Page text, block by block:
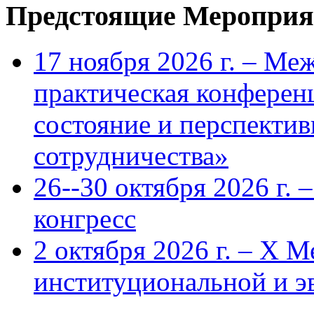
Предстоящие
17 ноября 2026 г. –
практическая
состояние и
сотрудничества»
26--30 октября 2026 г.
конгресс
2 октября 2026 г. – X
институциональной и